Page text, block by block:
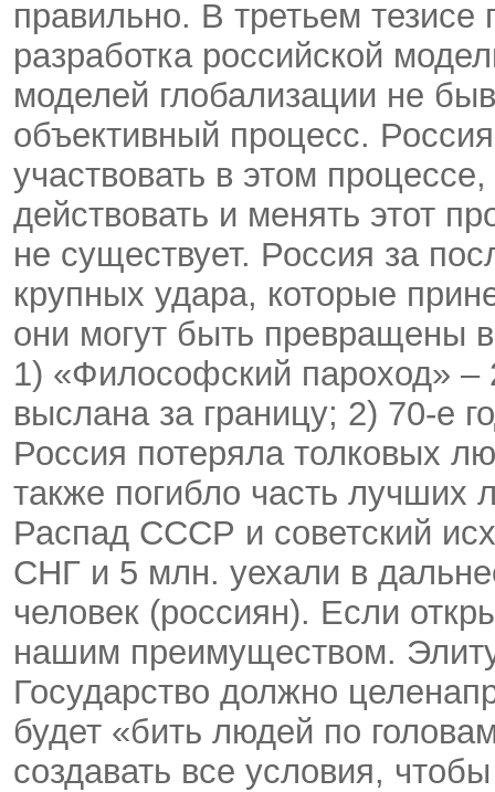
правильно. В третьем
разработка российской
моделей глобализации не
объективный процесс.
участвовать в этом
действовать и менять этот
не существует. Россия за
крупных удара, которые
они могут быть превращены
1) «Философский пароход» –
выслана за границу; 2) 70-е
Россия потеряла толковых
также погибло часть лучших
Распад СССР и советский
СНГ и 5 млн. уехали в
человек (россиян). Если
нашим преимуществом.
Государство должно
будет «бить людей по
создавать все условия,